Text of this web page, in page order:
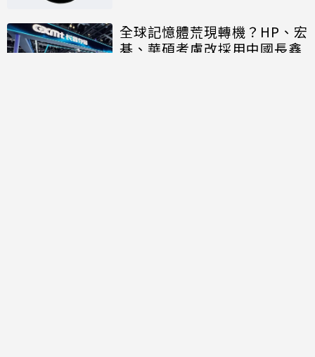
全球記憶體荒現轉機？HP、宏
碁、華碩考慮改採用中國長鑫